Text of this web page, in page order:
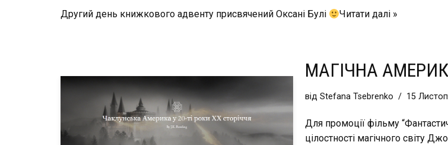
Другий день книжкового адвенту присвячений Оксані Булі Читати далі »
МАГІЧНА
від Stefana Tsebrenko 15
Для промоції фільму
цілостності магічного світу